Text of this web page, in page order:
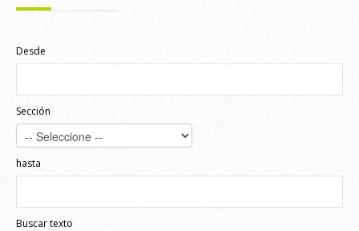
Desde
Sección
hasta
Buscar texto